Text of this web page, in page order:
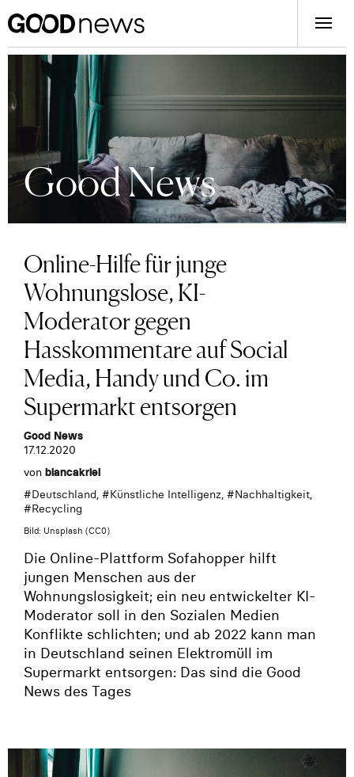
Good News
Online-Hilfe für junge
Wohnungslose, KI-
Moderator gegen
Hasskommentare auf Social
Media, Handy und Co. im
Supermarkt entsorgen
Good News
17.12.2020
von biancakriel
#Deutschland, #Künstliche Intelligenz, #Nachhaltigkeit,
#Recycling
Bild: Unsplash (CC0)
Die Online-Plattform Sofahopper hilft
jungen Menschen aus der
Wohnungslosigkeit; ein neu entwickelter KI-
Moderator soll in den Sozialen Medien
Konflikte schlichten; und ab 2022 kann man
in Deutschland seinen Elektromüll im
Supermarkt entsorgen: Das sind die Good
News des Tages